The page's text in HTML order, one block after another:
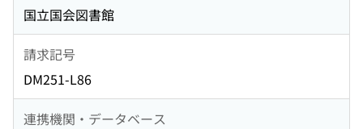
国立国会図書館
請求記号
DM251-L86
連携機関・データベース